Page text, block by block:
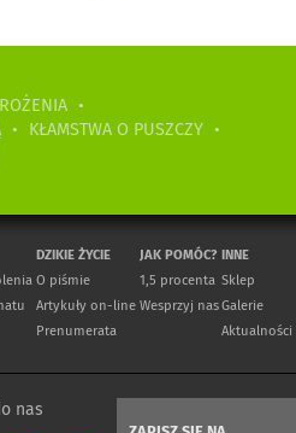
•
• KŁAMSTWA O PUSZCZY
•
DZIKIE ŻYCIE
O piśmie
Artykuły on-line
Prenumerata
JAK POMÓC?
1,5 procenta
Wesprzyj nas
INNE
Sklep
Galerie
Aktualności
nas